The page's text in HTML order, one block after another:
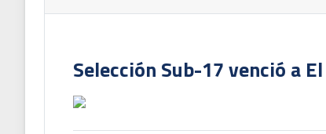
Selección Sub-17 venció a